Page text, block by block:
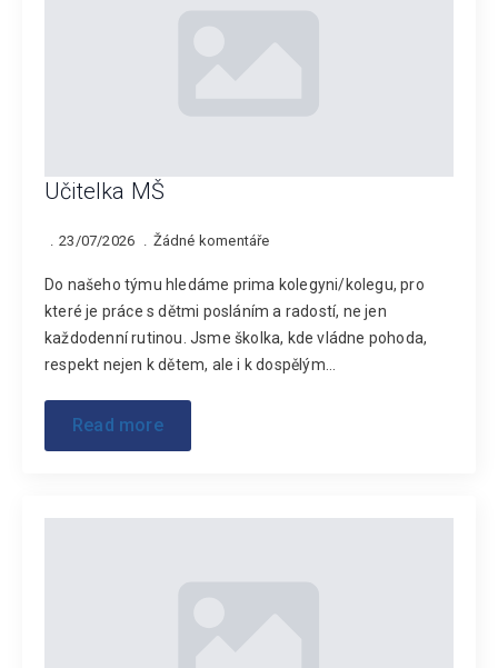
Učitelka MŠ
23/07/2026 Žádné komentáře
Do našeho týmu hledáme prima kolegyni/kolegu, pro
které je práce s dětmi posláním a radostí, ne jen
každodenní rutinou. Jsme školka, kde vládne pohoda,
respekt nejen k dětem, ale i k dospělým…
Read more